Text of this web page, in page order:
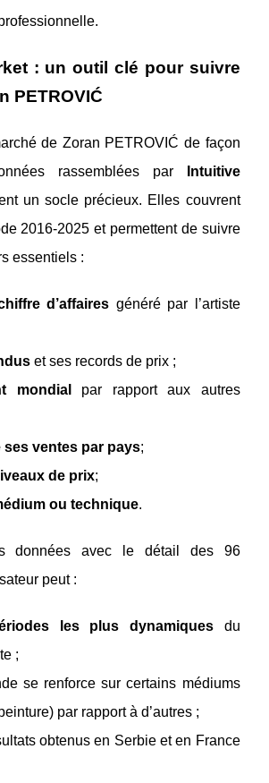
: un outil clé pour suivre
PETROVIĆ
de Zoran PETROVIĆ de façon
rassemblées par
Intuitive
un socle précieux. Elles couvrent
2016‑2025 et permettent de suivre
essentiels :
d’affaires généré par l’artiste
et ses records de prix ;
mondial
par rapport aux autres
ses ventes par pays;
de prix;
ou technique.
données avec le détail des 96
peut :
les plus dynamiques du
;
se renforce sur certains médiums
par rapport à d’autres ;
obtenus en Serbie et en France